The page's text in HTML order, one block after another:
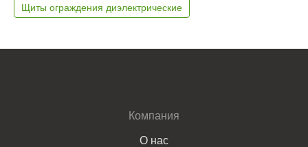
Щиты ограждения диэлектрические
Компания
О нас